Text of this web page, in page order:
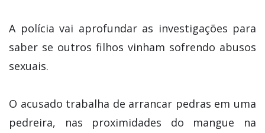
A polícia vai aprofundar as investigações para
saber se outros filhos vinham sofrendo abusos
sexuais.
O acusado trabalha de arrancar pedras em uma
pedreira, nas proximidades do mangue na